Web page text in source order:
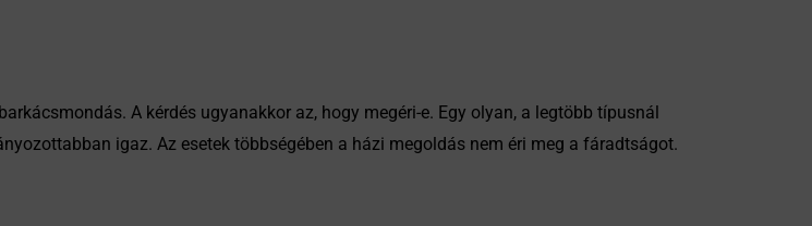
A kérdés ugyanakkor az, hogy megéri-e. Egy olyan, a legtöbb típusnál
igaz. Az esetek többségében a házi megoldás nem éri meg a fáradtságot.